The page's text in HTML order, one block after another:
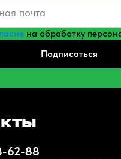
на обработку
Подписаться
62-88